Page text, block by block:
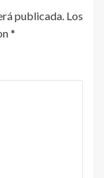
publicada. Los
*